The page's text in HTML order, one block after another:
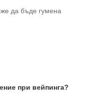
да бъде гумена
при вейпинга?